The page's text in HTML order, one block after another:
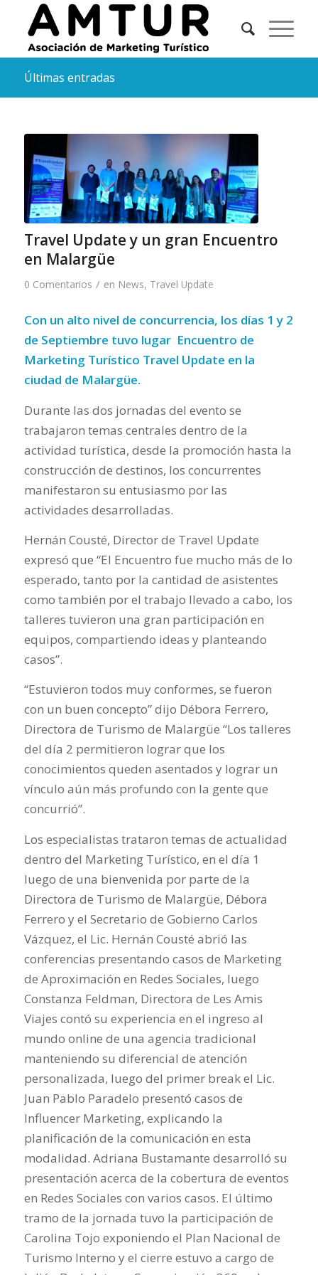
Últimas entradas
Travel Update y un gran Encuentro
en Malargüe
0 Comentarios / en News, Travel Update
Con un alto nivel de concurrencia, los días 1 y 2
de Septiembre tuvo lugar Encuentro de
Marketing Turístico Travel Update en la
ciudad de Malargüe.
Durante las dos jornadas del evento se
trabajaron temas centrales dentro de la
actividad turística, desde la promoción hasta la
construcción de destinos, los concurrentes
manifestaron su entusiasmo por las
actividades desarrolladas.
Hernán Cousté, Director de Travel Update
expresó que “El Encuentro fue mucho más de lo
esperado, tanto por la cantidad de asistentes
como también por el trabajo llevado a cabo, los
talleres tuvieron una gran participación en
equipos, compartiendo ideas y planteando
casos”.
“Estuvieron todos muy conformes, se fueron
con un buen concepto”dijo Débora Ferrero,
Directora de Turismo de Malargüe “Los talleres
del día 2 permitieron lograr que los
conocimientos queden asentados y lograr un
vínculo aún más profundo con la gente que
concurrió”.
Los especialistas trataron temas de actualidad
dentro del Marketing Turístico, en el día 1
luego de una bienvenida por parte de la
Directora de Turismo de Malargüe, Débora
Ferrero y el Secretario de Gobierno Carlos
Vázquez, el Lic. Hernán Cousté abrió las
conferencias presentando casos de Marketing
de Aproximación en Redes Sociales, luego
Constanza Feldman, Directora de Les Amis
Viajes contó su experiencia en el ingreso al
mundo online de una agencia tradicional
manteniendo su diferencial de atención
personalizada, luego del primer break el Lic.
Juan Pablo Paradelo presentó casos de
Influencer Marketing, explicando la
planificación de la comunicación en esta
modalidad. Adriana Bustamante desarrolló su
presentación acerca de la cobertura de eventos
en Redes Sociales con varios casos. El último
tramo de la jornada tuvo la participación de
Carolina Tojo exponiendo el Plan Nacional de
Turismo Interno y el cierre estuvo a cargo de